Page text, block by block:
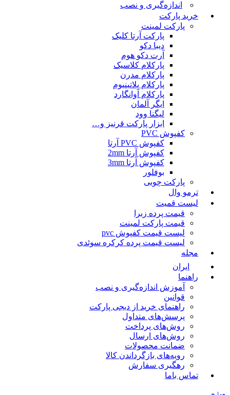
اندازه‌گیری و نصب
خرید پارکت
پارکت لمینت
پارکت آرتا کلیک
دیبا دکو
آرت دکو هوم
پارکلام کلاسیک
پارکلام مدرن
پارکلام پلاتینیوم
پارکلام آوانگارد
ایگر آلمان
لیگنا وود
ابزار پارکت قرنیز و…
کفپوش PVC
کفپوش PVC آرتا
کفپوش آرتا 2mm
کفپوش آرتا 3mm
بوفلور
پارکت چوبی
ترمو وال
لیست قمیت
قیمت پرده زبرا
قیمت پارکت لمینت
لیست قیمت کفپوش pvc
لیست قیمت پرده کرکره سوئدی
مجله
ایران
راهنما
آموزش اندازه‌گیری و نصب
قوانین
راهنمای خرید از دیجی پارکت
پرسش‌های متداول
روش‌های پرداخت
روش‌های ارسال
ضمانت محصولات
رویه‌های بازگرداندن کالا
رهگیری سفارش
تماس باما